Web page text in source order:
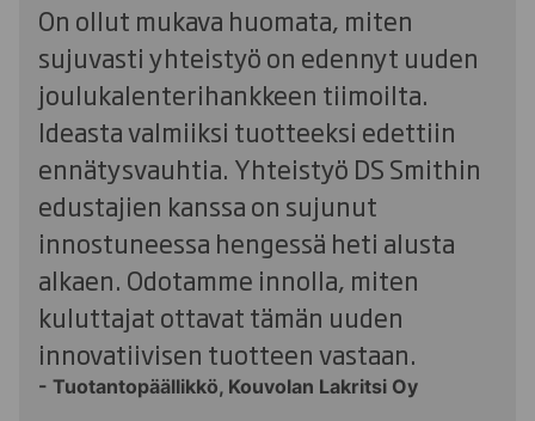
On ollut mukava huomata, miten
sujuvasti yhteistyö on edennyt uuden
joulukalenterihankkeen tiimoilta.
Ideasta valmiiksi tuotteeksi edettiin
ennätysvauhtia. Yhteistyö DS Smithin
edustajien kanssa on sujunut
innostuneessa hengessä heti alusta
alkaen. Odotamme innolla, miten
kuluttajat ottavat tämän uuden
innovatiivisen tuotteen vastaan.
- Tuotantopäällikkö, Kouvolan Lakritsi Oy